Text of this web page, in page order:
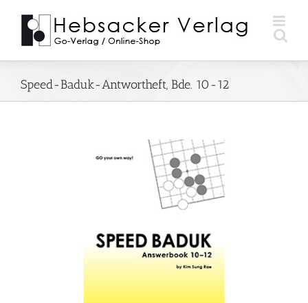
Inhalt
springen
Speed-Baduk-Antwortheft, Bde. 10-12